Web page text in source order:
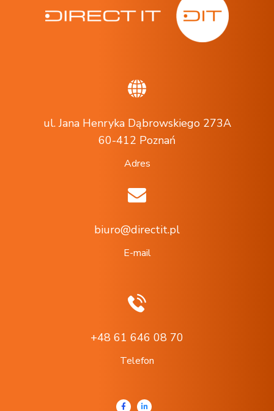
ul. Jana Henryka Dąbrowskiego 273A
60-412 Poznań
Adres
biuro@directit.pl
E-mail
+48 61 646 08 70
Telefon